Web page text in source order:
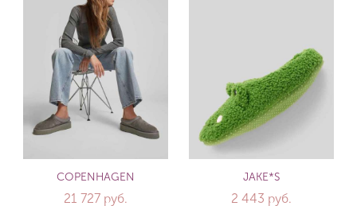
COPENHAGEN
21 727 руб.
JAKE*S
2 443 руб.